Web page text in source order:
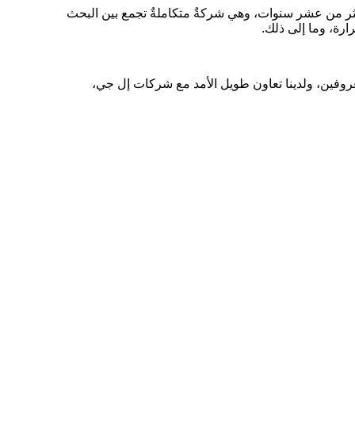
من عشر سنوات، وهي شركةٌ متكاملةٌ تجمع بين البحث
وما إلى ذلك.
ولدينا تعاون طويل الأمد مع شركات إل جي،